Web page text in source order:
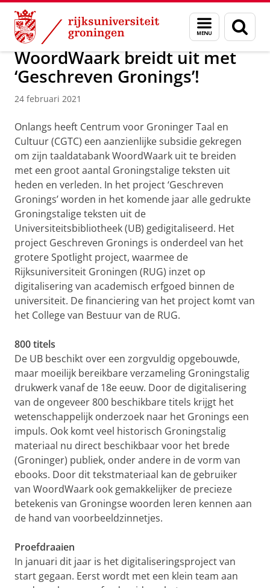
Skip
Content
Skip
Navigation
Menu
en
zoeken
Over ons Actueel
WoordWaark breidt uit met
‘Geschreven Gronings’!
24 februari 2021
Onlangs heeft Centrum voor Groninger Taal en
Cultuur (CGTC) een aanzienlijke subsidie gekregen
om zijn taaldatabank WoordWaark uit te breiden
met een groot aantal Groningstalige teksten uit
heden en verleden. In het project ‘Geschreven
Gronings’ worden in het komende jaar alle gedrukte
Groningstalige teksten uit de
Universiteitsbibliotheek (UB) gedigitaliseerd. Het
project Geschreven Gronings is onderdeel van het
grotere Spotlight project, waarmee de
Rijksuniversiteit Groningen (RUG) inzet op
digitalisering van academisch erfgoed binnen de
universiteit. De financiering van het project komt van
het College van Bestuur van de RUG.
800 titels
De UB beschikt over een zorgvuldig opgebouwde,
maar moeilijk bereikbare verzameling Groningstalig
drukwerk vanaf de 18e eeuw. Door de digitalisering
van de ongeveer 800 beschikbare titels krijgt het
wetenschappelijk onderzoek naar het Gronings een
impuls. Ook komt veel historisch Groningstalig
materiaal nu direct beschikbaar voor het brede
(Groninger) publiek, onder andere in de vorm van
ebooks. Door dit tekstmateriaal kan de gebruiker
van WoordWaark ook gemakkelijker de precieze
betekenis van Groningse woorden leren kennen aan
de hand van voorbeeldzinnetjes.
Proefdraaien
In januari dit jaar is het digitaliseringsproject van
start gegaan. Eerst wordt met een klein team aan